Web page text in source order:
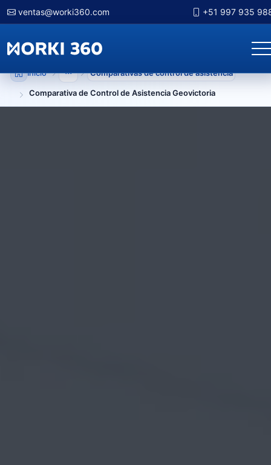
ventas@worki360.com +51 997 935
Inicio Mostrar niveles anteriores
Comparativas de control de asistencia
Comparativa de Control de Asistencia Geovictoria